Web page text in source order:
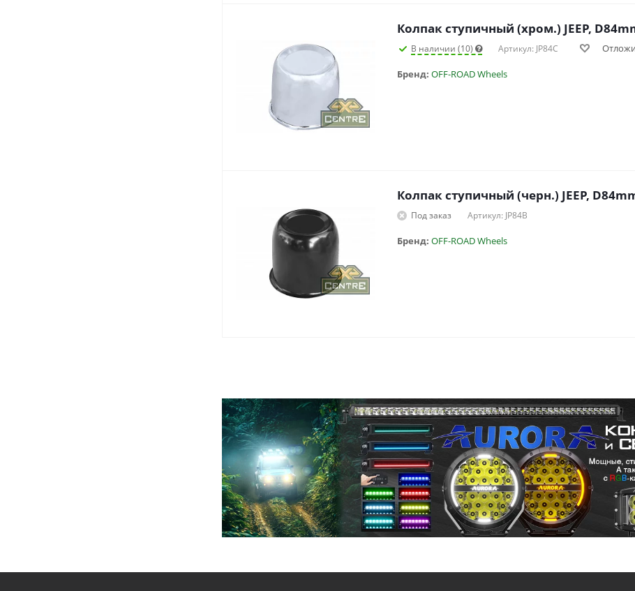
Колпак ступичный (хром.) JEEP,
В наличии (10) Артикул: JP84C
Бренд: OFF-ROAD Wheels
Колпак ступичный (черн.) JEEP,
Под заказ Артикул: JP84B
Бренд: OFF-ROAD Wheels